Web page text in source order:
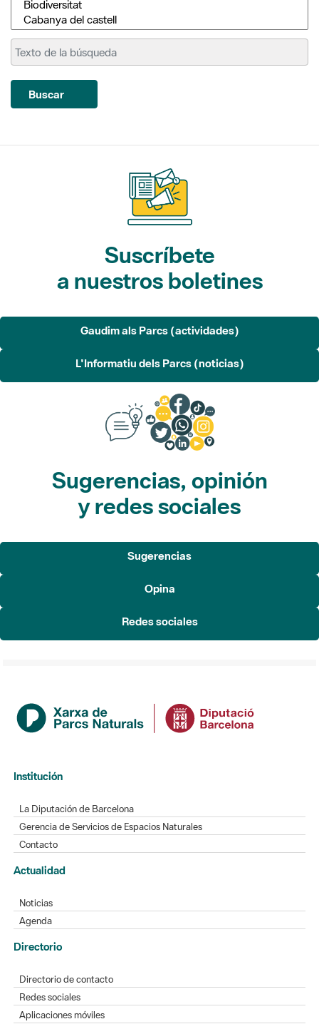
Buscar
Suscríbete
a nuestros boletines
Gaudim als Parcs (actividades)
Sugerencias, opinión
y redes sociales
Sugerencias
Institución
Gerencia de Servicios de Espacios Naturales
Actualidad
Noticias
Agenda
Directorio de contacto
Redes sociales
Buzón de sugerencias
Opinión sobre los parques